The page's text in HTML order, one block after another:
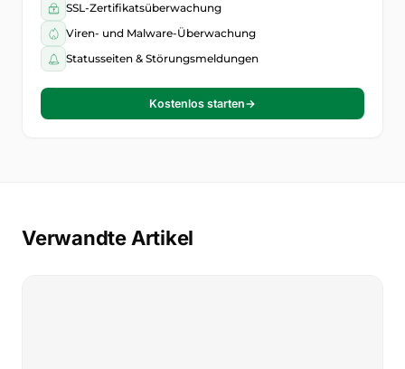
SSL-Zertifikatsüberwachung
Viren- und Malware-Überwachung
Statusseiten & Störungsmeldungen
Kostenlos starten→
Verwandte Artikel